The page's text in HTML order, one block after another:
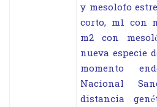
y mesolofo
corto, m1 con
m2 con
nueva especie
momento
Nacional
distancia